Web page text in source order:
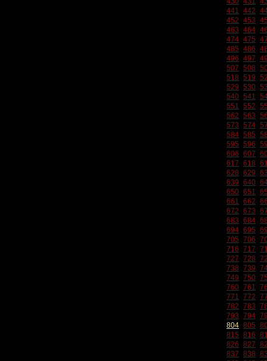
441 442
452 453
463 464
474 475
485 486
496 497
507 508
518 519
529 530
540 541
551 552
562 563
573 574
584 585
595 596
606 607
617 618
628 629
639 640
650 651
661 662
672 673
683 684
694 695
705 706
716 717
727 728
738 739
749 750
760 761
771 772
782 783
793 794
804 805
815 816
826 827
837 838